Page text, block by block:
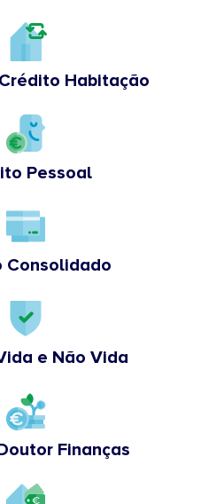
Habitação
Pessoal
Consolidado
e Não Vida
Finanças